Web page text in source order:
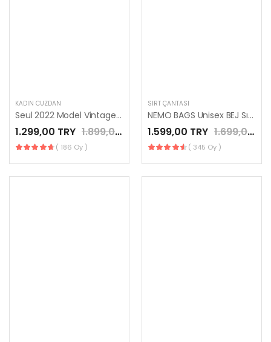
KADIN CÜZDAN
Seul 2022 Model Vintage Hakiki Deri Saraciye Dikişli Unısex Cüzdan Mor Renk
1.299,00 TRY 1.899,00 TRY
( 186 Oy )
SIRT ÇANTASI
NEMO BAGS Unisex BEJ Sırt Çantası Okul Çantası Laptop ve Seyahat Çantası Su Geçirmez Spor Çantası 40x30x15cm
1.599,00 TRY 1.699,00 TRY
( 345 Oy )